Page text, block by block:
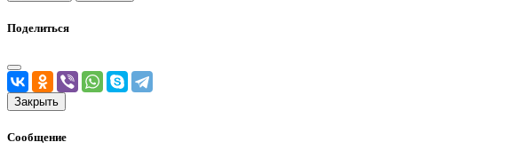
Поделиться
Закрыть
Сообщение